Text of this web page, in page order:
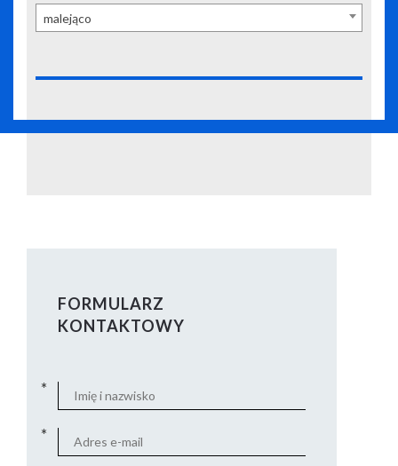
malejąco
FORMULARZ
KONTAKTOWY